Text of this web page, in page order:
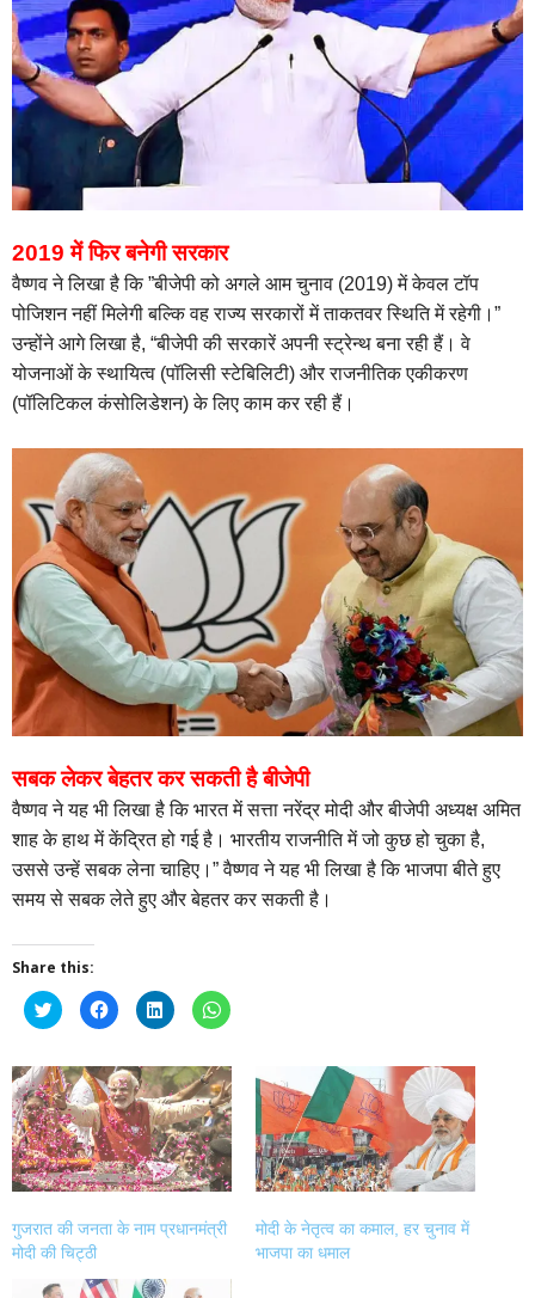
2019 में फिर बनेगी सरकार
वैष्णव ने लिखा है कि ”बीजेपी को अगले आम चुनाव (2019) में केवल टॉप
पोजिशन नहीं मिलेगी बल्कि वह राज्य सरकारों में ताकतवर स्थिति में रहेगी।”
उन्होंने आगे लिखा है, “बीजेपी की सरकारें अपनी स्ट्रेन्थ बना रही हैं। वे
योजनाओं के स्थायित्व (पॉलिसी स्टेबिलिटी) और राजनीतिक एकीकरण
(पॉलिटिकल कंसोलिडेशन) के लिए काम कर रही हैं।
सबक लेकर बेहतर कर सकती है बीजेपी
वैष्णव ने यह भी लिखा है कि भारत में सत्ता नरेंद्र मोदी और बीजेपी अध्यक्ष अमित
शाह के हाथ में केंद्रित हो गई है। भारतीय राजनीति में जो कुछ हो चुका है,
उससे उन्हें सबक लेना चाहिए।” वैष्णव ने यह भी लिखा है कि भाजपा बीते हुए
समय से सबक लेते हुए और बेहतर कर सकती है।
Share this:
Click
to
share
Twitter
(Opens
in
new
window)
Click
to
share
Facebook
(Opens
in
new
window)
Click
to
share
LinkedIn
(Opens
in
new
window)
Click
to
WhatsApp
(Opens
in
new
window)
गुजरात की जनता के नाम प्रधानमंत्री
मोदी की चिट्ठी
मोदी के नेतृत्व का कमाल, हर चुनाव में
भाजपा का धमाल